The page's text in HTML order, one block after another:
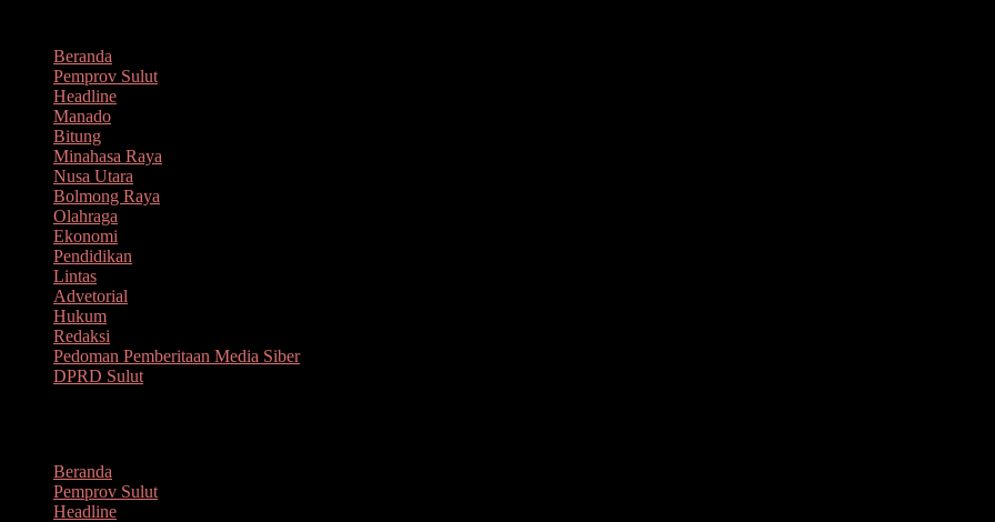
kontenBeranda
Pemprov Sulut
Headline
Manado
Bitung
Minahasa Raya
Nusa Utara
Bolmong Raya
Olahraga
Ekonomi
Pendidikan
Lintas
Advetorial
Hukum
Redaksi
Pedoman Pemberitaan Media Siber
DPRD Sulut
Beranda
Pemprov Sulut
Headline